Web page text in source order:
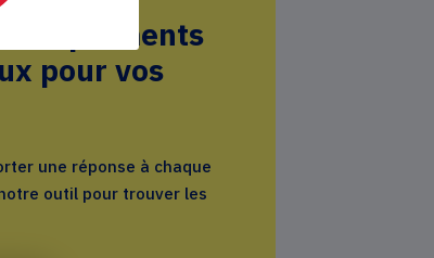
Compléments
pour vos
une réponse à chaque
outil pour trouver les